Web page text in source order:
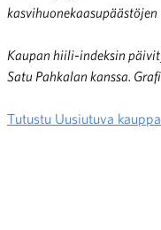
kasvihuonekaasupäästöjen
Kaupan hiili-indeksin
Satu Pahkalan kanssa.
Tutustu Uusiutuva